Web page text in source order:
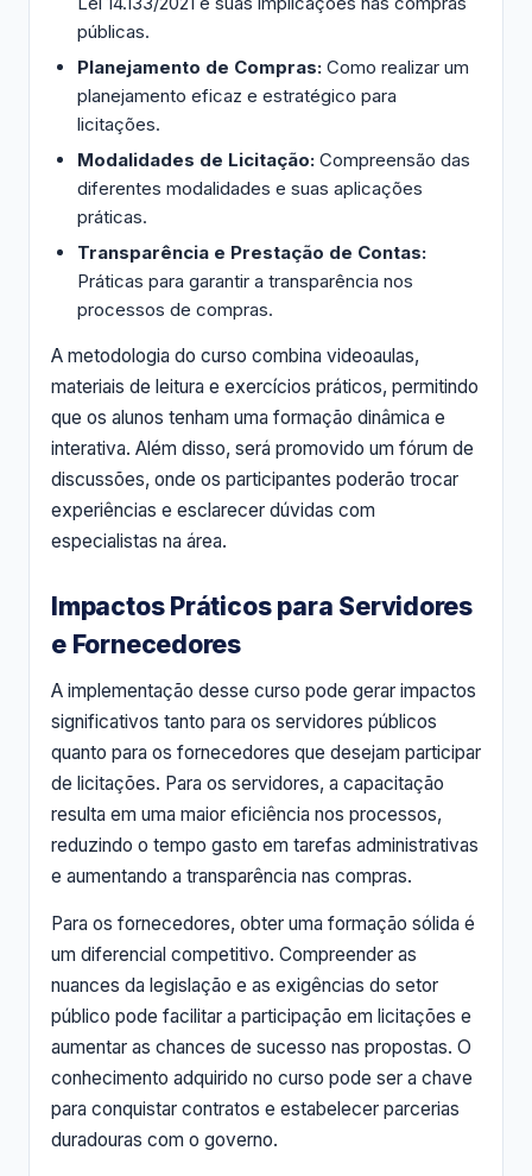
públicas.
Planejamento de Compras: Como realizar um
planejamento eficaz e estratégico para
licitações.
Modalidades de Licitação: Compreensão das
diferentes modalidades e suas aplicações
práticas.
Transparência e Prestação de Contas:
Práticas para garantir a transparência nos
processos de compras.
A metodologia do curso combina videoaulas,
materiais de leitura e exercícios práticos, permitindo
que os alunos tenham uma formação dinâmica e
interativa. Além disso, será promovido um fórum de
discussões, onde os participantes poderão trocar
experiências e esclarecer dúvidas com
especialistas na área.
Impactos Práticos para Servidores
e Fornecedores
A implementação desse curso pode gerar impactos
significativos tanto para os servidores públicos
quanto para os fornecedores que desejam participar
de licitações. Para os servidores, a capacitação
resulta em uma maior eficiência nos processos,
reduzindo o tempo gasto em tarefas administrativas
e aumentando a transparência nas compras.
Para os fornecedores, obter uma formação sólida é
um diferencial competitivo. Compreender as
nuances da legislação e as exigências do setor
público pode facilitar a participação em licitações e
aumentar as chances de sucesso nas propostas. O
conhecimento adquirido no curso pode ser a chave
para conquistar contratos e estabelecer parcerias
duradouras com o governo.